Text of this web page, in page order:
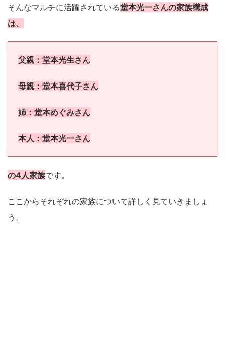
そんなマルチに活躍されている堂本光一さんの家族構成
は、
父親：堂本光生さん
母親：堂本喜代子さん
姉：堂本めぐみさん
本人：堂本光一さん
の4人家族です。
ここからそれぞれの家族について詳しく見ていきましょ
う。